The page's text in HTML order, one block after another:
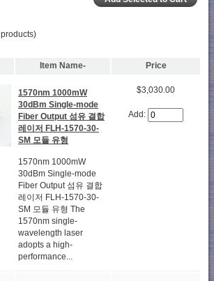
products)
Item Name- Price
1570nm 1000mW
30dBm Single-mode
Fiber Output 섬유 결합
레이저 FLH-1570-30-
SM 모듈 유형
1570nm 1000mW
30dBm Single-mode
Fiber Output 섬유 결합
레이저 FLH-1570-30-
SM 모듈 유형 The
1570nm single-
wavelength laser
adopts a high-
performance...
$3,030.00
Add: